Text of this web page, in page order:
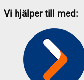
Vi hjälper till med: